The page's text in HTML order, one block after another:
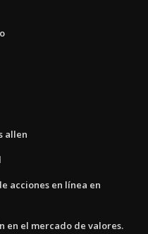
allen
acciones en línea en
en el mercado de valores.